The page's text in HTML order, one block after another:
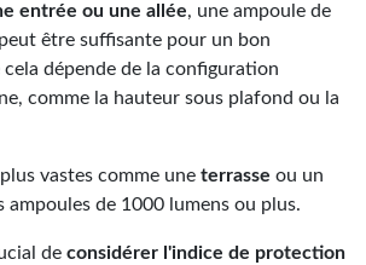
entrée ou une allée, une ampoule de
être suffisante pour un bon
dépende de la configuration
comme la hauteur sous plafond ou la
vastes comme une terrasse ou un
ampoules de 1000 lumens ou plus.
de considérer l'indice de protection